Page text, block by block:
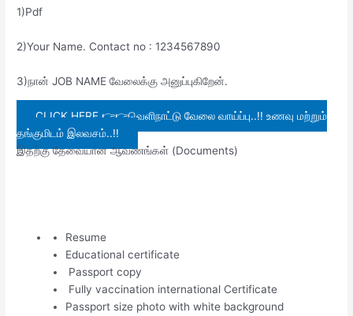
1)Pdf
2)Your Name. Contact no : 1234567890
3)நான் JOB NAME வேலைக்கு அனுப்புகிறேன்.
CLICK HERE 👉👉வெளிநாட்டு வேலை வாய்ப்பு..!! உணவு மற்றும்
தங்குமிடம் இலவசம்..!!
இதற்கு தேவையான ஆவணங்கள் (Documents)
Resume
Educational certificate
Passport copy
Fully vaccination international Certificate
Passport size photo with white background